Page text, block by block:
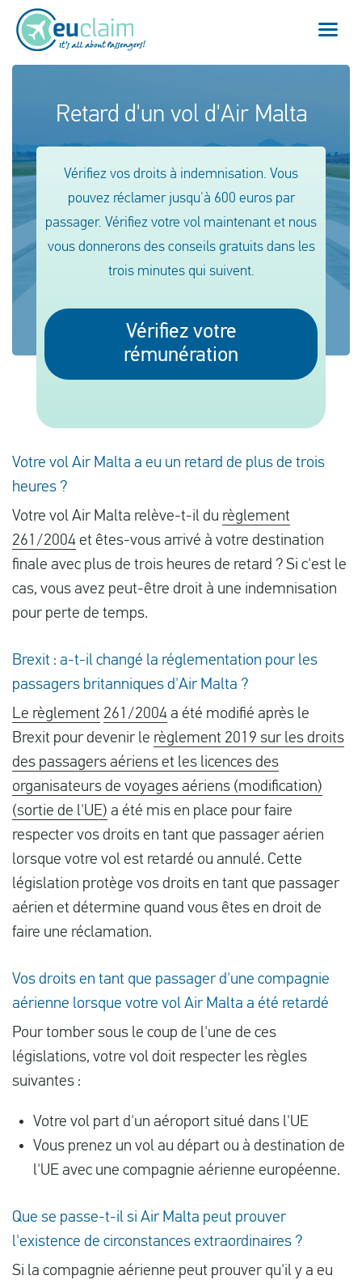
Contrôler la compensation
A propos de nous
Contact
Français
Vol annulé
Vol retardé
Connexion manquée
Refus d'embarquement
Se connecter
Retard d'un vol d'Air Malta
Vérifiez vos droits à indemnisation. Vous
pouvez réclamer jusqu'à 600 euros par
passager. Vérifiez votre vol maintenant et nous
vous donnerons des conseils gratuits dans les
trois minutes qui suivent.
Vérifiez votre
rémunération
Votre vol Air Malta a eu un retard de plus de trois
heures ?
Votre vol Air Malta relève-t-il du règlement
261/2004 et êtes-vous arrivé à votre destination
finale avec plus de trois heures de retard ? Si c'est le
cas, vous avez peut-être droit à une indemnisation
pour perte de temps.
Brexit : a-t-il changé la réglementation pour les
passagers britanniques d'Air Malta ?
Le règlement 261/2004 a été modifié après le
Brexit pour devenir le règlement 2019 sur les droits
des passagers aériens et les licences des
organisateurs de voyages aériens (modification)
(sortie de l'UE) a été mis en place pour faire
respecter vos droits en tant que passager aérien
lorsque votre vol est retardé ou annulé. Cette
législation protège vos droits en tant que passager
aérien et détermine quand vous êtes en droit de
faire une réclamation.
Vos droits en tant que passager d'une compagnie
aérienne lorsque votre vol Air Malta a été retardé
Pour tomber sous le coup de l'une de ces
législations, votre vol doit respecter les règles
suivantes :
Votre vol part d'un aéroport situé dans l'UE
Vous prenez un vol au départ ou à destination de
l'UE avec une compagnie aérienne européenne.
Que se passe-t-il si Air Malta peut prouver
l'existence de circonstances extraordinaires ?
Si la compagnie aérienne peut prouver qu'il y a eu